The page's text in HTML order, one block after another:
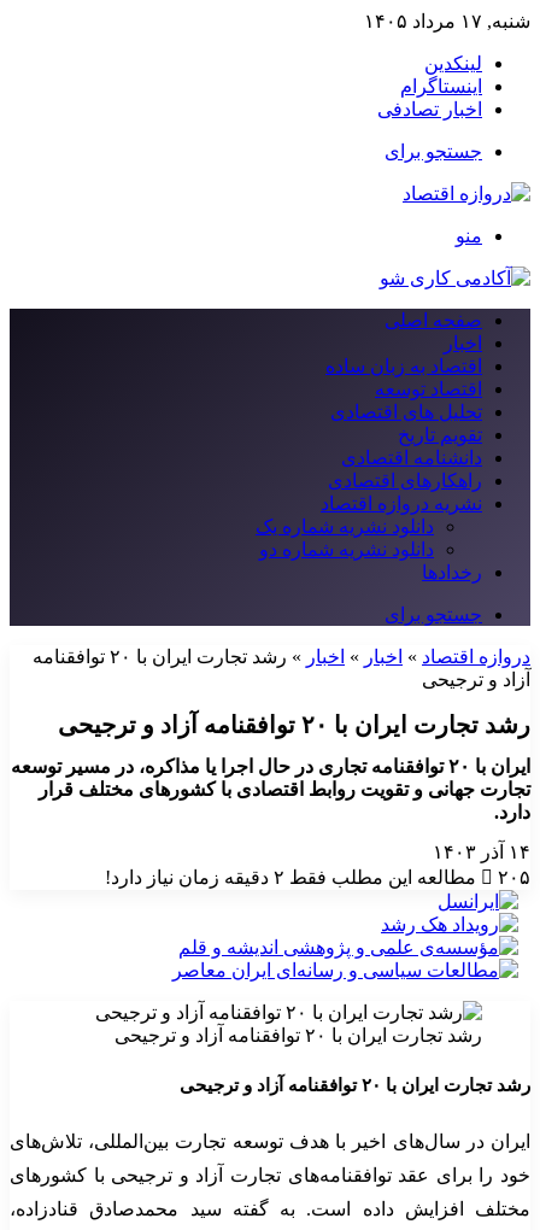
شنبه, ۱۷ مرداد ۱۴۰۵
لینکدین
اینستاگرام
اخبار تصادفی
جستجو برای
منو
صفحه اصلی
اخبار
اقتصاد به زبان ساده
اقتصاد توسعه
تحلیل های اقتصادی
تقویم تاریخ
دانشنامه اقتصادی
راهکارهای اقتصادی
نشریه دروازه اقتصاد
دانلود نشریه شماره یک
دانلود نشریه شماره دو
رخدادها
جستجو برای
دروازه اقتصاد » اخبار » اخبار »
رشد تجارت ایران با ۲۰ توافقنامه
آزاد و ترجیحی
رشد تجارت ایران با ۲۰ توافقنامه آزاد و ترجیحی
ایران با ۲۰ توافقنامه تجاری در حال اجرا یا مذاکره، در مسیر توسعه
تجارت جهانی و تقویت روابط اقتصادی با کشورهای مختلف قرار
دارد.
۱۴ آذر ۱۴۰۳
۲۰۵
مطالعه این مطلب فقط ۲ دقیقه زمان نیاز دارد!
رشد تجارت ایران با ۲۰ توافقنامه آزاد و ترجیحی
رشد تجارت ایران با ۲۰ توافقنامه آزاد و ترجیحی
ایران در سال‌های اخیر با هدف توسعه تجارت بین‌المللی، تلاش‌های
خود را برای عقد توافقنامه‌های تجارت آزاد و ترجیحی با کشورهای
مختلف افزایش داده است. به گفته سید محمدصادق قنادزاده،